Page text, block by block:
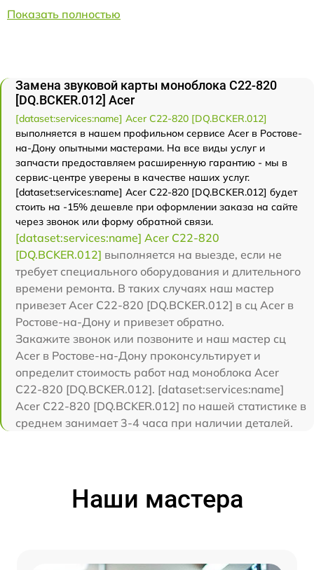
Показать полностью
Замена звуковой карты моноблока C22-820
[DQ.BCKER.012] Acer
[dataset:services:name] Acer C22-820 [DQ.BCKER.012]
выполняется в нашем профильном сервисе Acer в Ростове-
на-Дону опытными мастерами. На все виды услуг и
запчасти предоставляем расширенную гарантию - мы в
сервис-центре уверены в качестве наших услуг.
[dataset:services:name] Acer C22-820 [DQ.BCKER.012] будет
стоить на -15% дешевле при оформлении заказа на сайте
через звонок или форму обратной связи.
[dataset:services:name] Acer C22-820
[DQ.BCKER.012] выполняется на выезде, если не
требует специального оборудования и длительного
времени ремонта. В таких случаях наш мастер
привезет Acer C22-820 [DQ.BCKER.012] в сц Acer в
Ростове-на-Дону и привезет обратно.
Закажите звонок или позвоните и наш мастер сц
Acer в Ростове-на-Дону проконсультирует и
определит стоимость работ над моноблока Acer
C22-820 [DQ.BCKER.012]. [dataset:services:name]
Acer C22-820 [DQ.BCKER.012] по нашей статистике в
среднем занимает 3-4 часа при наличии деталей.
Наши мастера